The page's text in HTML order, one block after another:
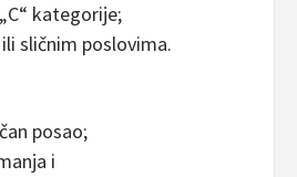
kategorije;
sličnim poslovima.
posao;
i